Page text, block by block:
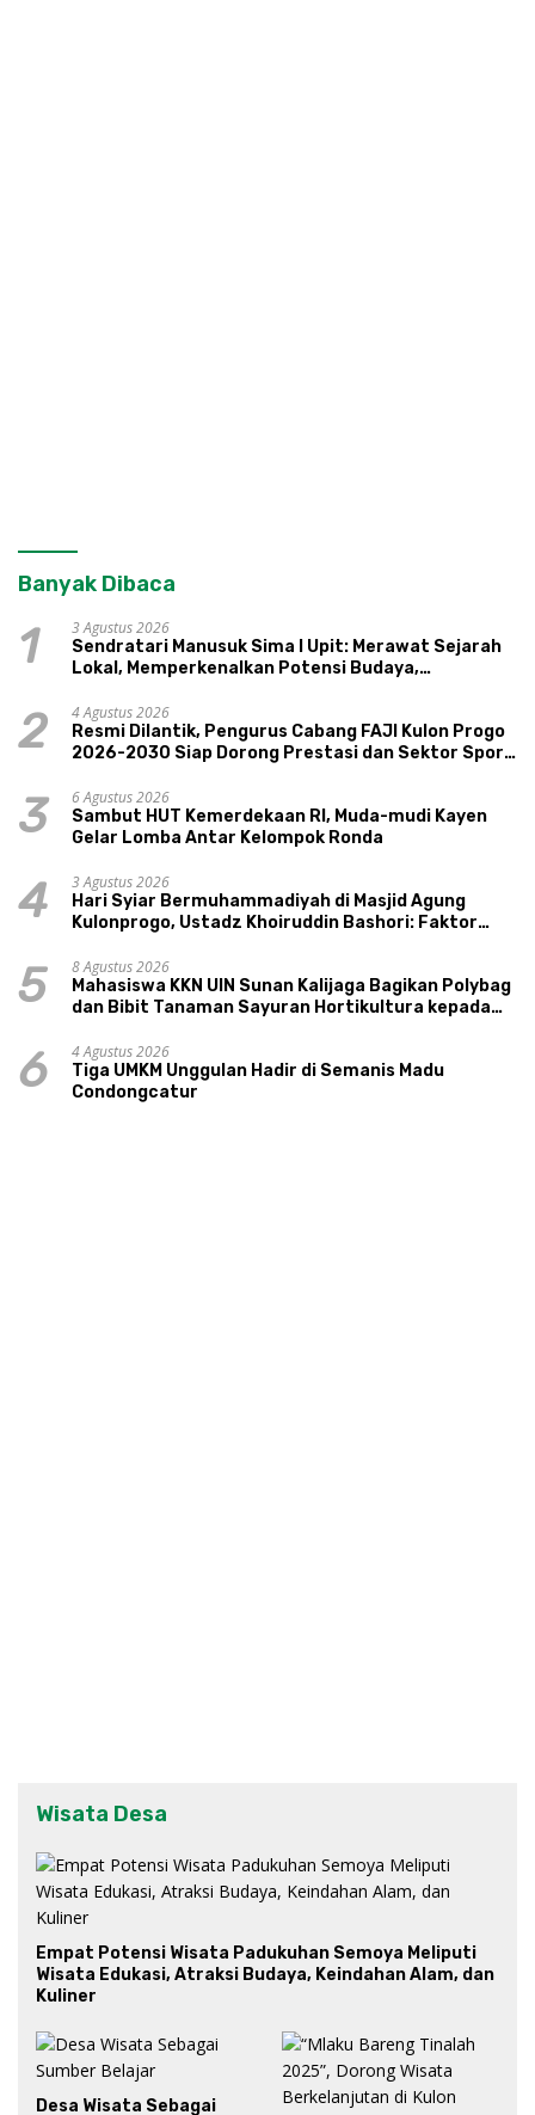
Banyak Dibaca
1
3 Agustus 2026
Sendratari Manusuk Sima I Upit: Merawat Sejarah
Lokal, Memperkenalkan Potensi Budaya,
2
4 Agustus 2026
Resmi Dilantik, Pengurus Cabang FAJI Kulon Progo
2026-2030 Siap Dorong Prestasi dan Sektor Sport
3
6 Agustus 2026
Sambut HUT Kemerdekaan RI, Muda-mudi Kayen
Gelar Lomba Antar Kelompok Ronda
4
3 Agustus 2026
Hari Syiar Bermuhammadiyah di Masjid Agung
Kulonprogo, Ustadz Khoiruddin Bashori: Faktor
5
8 Agustus 2026
Mahasiswa KKN UIN Sunan Kalijaga Bagikan Polybag
dan Bibit Tanaman Sayuran Hortikultura kepada
6
4 Agustus 2026
Tiga UMKM Unggulan Hadir di Semanis Madu
Condongcatur
Wisata Desa
Empat Potensi Wisata Padukuhan Semoya Meliputi
Wisata Edukasi, Atraksi Budaya, Keindahan Alam, dan
Kuliner
Desa Wisata Sebagai